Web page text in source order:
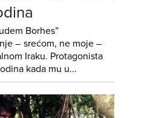
Borhes”
– srećom, ne moje –
Iraku. Protagonista
kada mu u...